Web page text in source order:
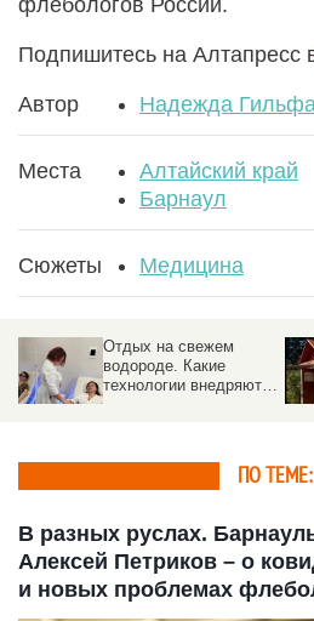
Подпишитесь на Алтапресс
Автор Надежда
Места
Алтайский край
Барнаул
Сюжеты Медицина
Отдых на свежем
водороде. Какие
технологии внедряют в
ПО ТЕМЕ:
В разных руслах.
Алексей Петриков – о
и новых проблемах